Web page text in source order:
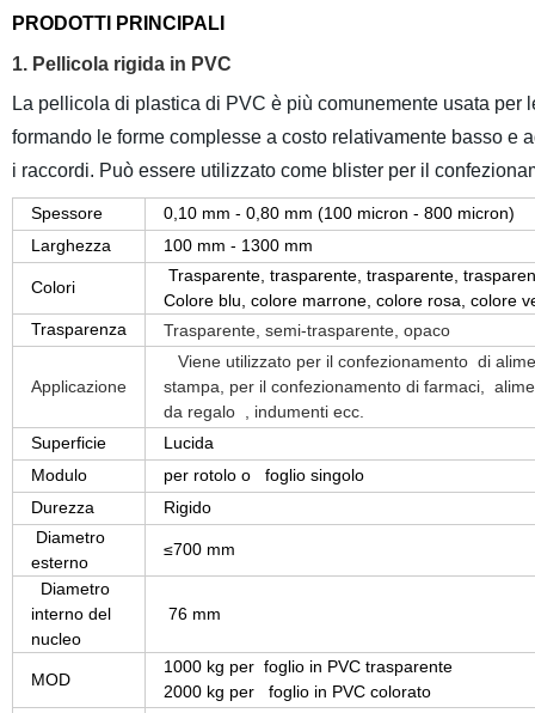
PRODOTTI PRINCIPALI
1. Pellicola rigida in PVC
La pellicola di plastica di PVC è più comunemente usata
formando le forme complesse a costo relativamente basso
i raccordi. Può essere utilizzato come blister per il
Spessore
0,10 mm - 0,80 mm (100 micron - 800 micron)
Larghezza
100 mm - 1300 mm
Colori
Trasparente, trasparente, trasparente,
Colore blu, colore marrone, colore rosa, colore
Trasparenza
Trasparente, semi-trasparente, opaco
Applicazione
Viene utilizzato per il confezionamento di
stampa, per il confezionamento di farmaci,
da regalo , indumenti ecc.
Superficie
Lucida
Modulo
per rotolo o foglio singolo
Durezza
Rigido
Diametro
esterno
≤700 mm
Diametro
interno del
nucleo
76 mm
MOD
1000 kg per foglio in PVC trasparente
2000 kg per foglio in PVC colorato